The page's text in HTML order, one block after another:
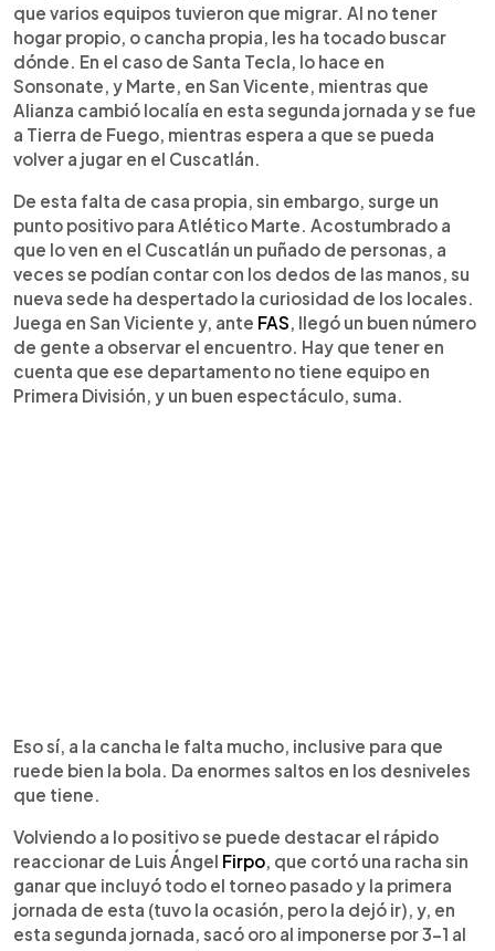
que varios equipos tuvieron que migrar. Al no tener
hogar propio, o cancha propia, les ha tocado buscar
dónde. En el caso de Santa Tecla, lo hace en
Sonsonate, y Marte, en San Vicente, mientras que
Alianza cambió localía en esta segunda jornada y se fue
a Tierra de Fuego, mientras espera a que se pueda
volver a jugar en el Cuscatlán.
De esta falta de casa propia, sin embargo, surge un
punto positivo para Atlético Marte. Acostumbrado a
que lo ven en el Cuscatlán un puñado de personas, a
veces se podían contar con los dedos de las manos, su
nueva sede ha despertado la curiosidad de los locales.
Juega en San Viciente y, ante FAS, llegó un buen número
de gente a observar el encuentro. Hay que tener en
cuenta que ese departamento no tiene equipo en
Primera División, y un buen espectáculo, suma.
Eso sí, a la cancha le falta mucho, inclusive para que
ruede bien la bola. Da enormes saltos en los desniveles
que tiene.
Volviendo a lo positivo se puede destacar el rápido
reaccionar de Luis Ángel Firpo, que cortó una racha sin
ganar que incluyó todo el torneo pasado y la primera
jornada de esta (tuvo la ocasión, pero la dejó ir), y, en
esta segunda jornada, sacó oro al imponerse por 3-1 al